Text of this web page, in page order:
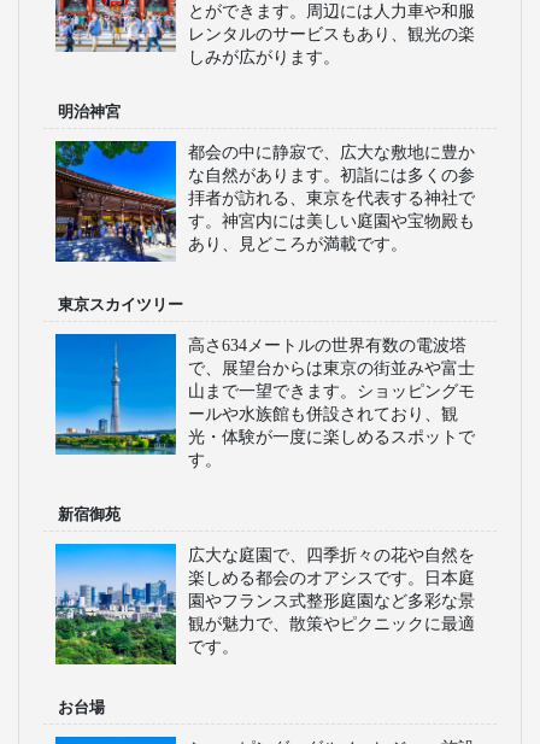
とができます。周辺には人力車や和服
レンタルのサービスもあり、観光の楽
しみが広がります。
明治神宮
都会の中に静寂で、広大な敷地に豊か
な自然があります。初詣には多くの参
拝者が訪れる、東京を代表する神社で
す。神宮内には美しい庭園や宝物殿も
あり、見どころが満載です。
東京スカイツリー
高さ634メートルの世界有数の電波塔
で、展望台からは東京の街並みや富士
山まで一望できます。ショッピングモ
ールや水族館も併設されており、観
光・体験が一度に楽しめるスポットで
す。
新宿御苑
広大な庭園で、四季折々の花や自然を
楽しめる都会のオアシスです。日本庭
園やフランス式整形庭園など多彩な景
観が魅力で、散策やピクニックに最適
です。
お台場